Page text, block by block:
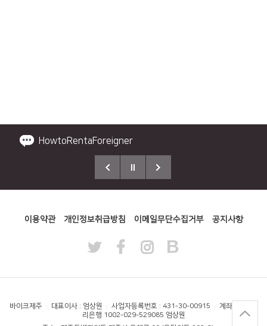
HowtoRentaForeigner
2026 바이크제주 NEW 공지사항!
제주에서 제일 큰 왕초보 교육연습장소
태국 방콕점 해피바이크데이 신규오픈!
이용약관 개인정보취급방침 이메일무단수집거부 공지사항
바이크제주 대표이사 : 엄상원 사업자등록번호 : 431-30-00915
계좌번호 : 우
리은행 1002-029-529085 엄상원